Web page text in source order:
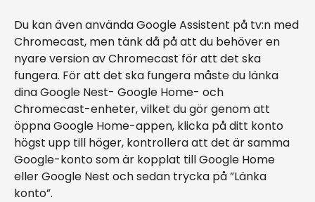
Du kan även använda Google Assistent på tv:n med
Chromecast, men tänk då på att du behöver en
nyare version av Chromecast för att det ska
fungera. För att det ska fungera måste du länka
dina Google Nest- Google Home- och
Chromecast-enheter, vilket du gör genom att
öppna Google Home-appen, klicka på ditt konto
högst upp till höger, kontrollera att det är samma
Google-konto som är kopplat till Google Home
eller Google Nest och sedan trycka på ”Länka
konto”.